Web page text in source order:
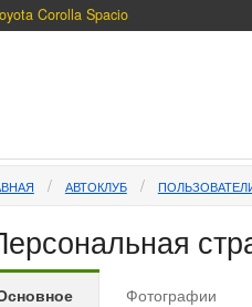
Corolla Spacio
АВТОКЛУБ
Фотографии